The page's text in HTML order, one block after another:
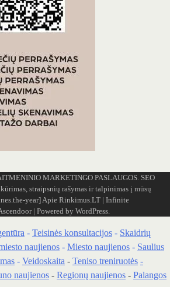
MARKETINGO PASLAUGOS. SEO
straipsnių rašymas ir talpinimas į mūsų
year] Apie Rinkimus.LT| Infinite
| Powered by WordPress.
- Teisinės konsultacijos - Skaidrių
naujienos - Miesto naujienos - Saulius
- Veidoskaita - Teniso treniruotės -
naujienos - Regionų naujienos - Palangos